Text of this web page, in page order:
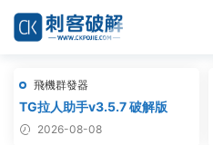
飛機群發器
TG拉人助手v3.5.7 破解版
2026-08-08